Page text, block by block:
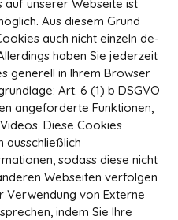
unserer Webseite ist
Aus diesem Grund
auch nicht einzeln de-
haben Sie jederzeit
generell in Ihrem Browser
Art. 6 (1) b DSGVO
angeforderte Funktionen,
Diese Cookies
ausschließlich
sodass diese nicht
Webseiten verfolgen
Verwendung von Externe
indem Sie Ihre